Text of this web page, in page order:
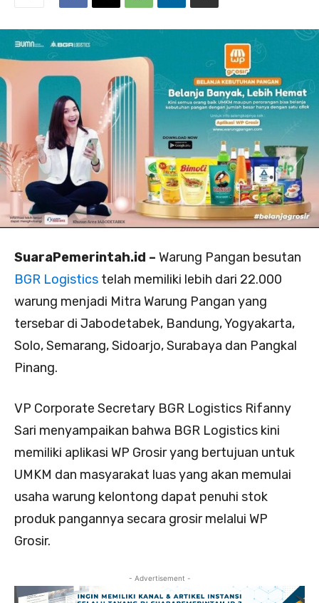
SuaraPemerintah.id – Warung Pangan besutan
BGR Logistics telah memiliki lebih dari 22.000
warung menjadi Mitra Warung Pangan yang
tersebar di Jabodetabek, Bandung, Yogyakarta,
Solo, Semarang, Sidoarjo, Surabaya dan Pangkal
Pinang.
VP Corporate Secretary BGR Logistics Rifanny
Sari menyampaikan bahwa BGR Logistics kini
memiliki aplikasi WP Grosir yang bertujuan untuk
UMKM dan masyarakat luas yang akan memulai
usaha warung kelontong dapat penuhi stok
produk pangannya secara grosir melalui WP
Grosir.
- Advertisement -